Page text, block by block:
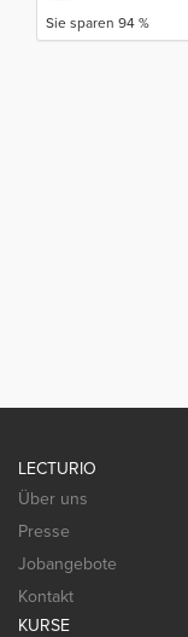
Sie sparen 94 %
LECTURIO
Über uns
Presse
Jobangebote
Kontakt
KURSE